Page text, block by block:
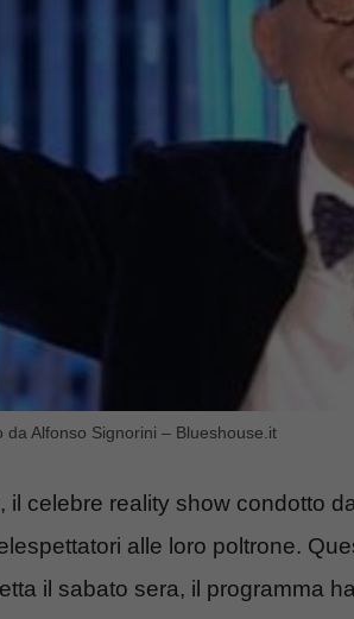
Alfonso Signorini – Blueshouse.it
, il celebre reality show condotto
alle loro poltrone.
il sabato sera, il programma